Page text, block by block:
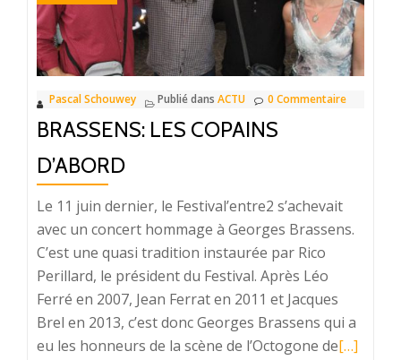
donne
la
permission
de
minuit
Pascal Schouwey Publié dans ACTU 0 Commentaire
BRASSENS: LES COPAINS
D’ABORD
Le 11 juin dernier, le Festival’entre2 s’achevait
avec un concert hommage à Georges Brassens.
C’est une quasi tradition instaurée par Rico
Perillard, le président du Festival. Après Léo
Ferré en 2007, Jean Ferrat en 2011 et Jacques
Brel en 2013, c’est donc Georges Brassens qui a
eu les honneurs de la scène de l’Octogone deEn
[…]